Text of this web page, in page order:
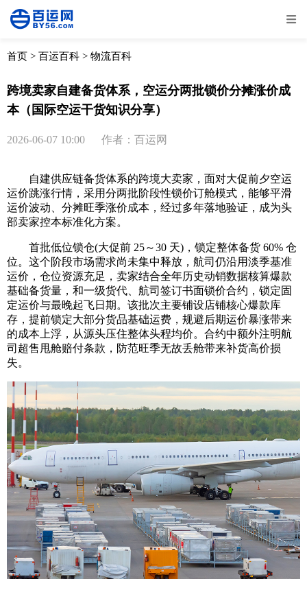
全部 物流资讯
取消
首页 > 百运百科 > 物流百科
跨境卖家自建备货体系，空运分两批锁价分摊涨价成
本（国际空运干货知识分享）
2026-06-07 10:00 作者：百运网
自建供应链备货体系的跨境大卖家，面对大促前夕空运
运价跳涨行情，采用分两批阶段性锁价订舱模式，能够平滑
运价波动、分摊旺季涨价成本，经过多年落地验证，成为头
部卖家控本标准化方案。
首批低位锁仓(大促前 25～30 天)，锁定整体备货 60% 仓
位。这个阶段市场需求尚未集中释放，航司仍沿用淡季基准
运价，仓位资源充足，卖家结合全年历史动销数据核算爆款
基础备货量，和一级货代、航司签订书面锁价合约，锁定固
定运价与最晚起飞日期。该批次主要铺设店铺核心爆款库
存，提前锁定大部分货品基础运费，规避后期运价暴涨带来
的成本上浮，从源头压住整体头程均价。合约中额外注明航
司超售甩舱赔付条款，防范旺季无故丢舱带来补货高价损
失。